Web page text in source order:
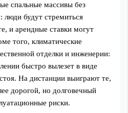
спальные массивы без
люди будут стремиться
и арендные ставки могут
того, климатические
отделки и инженерии:
быстро вылезет в виде
На дистанции выиграют те,
дорогой, но долговечный
риски.